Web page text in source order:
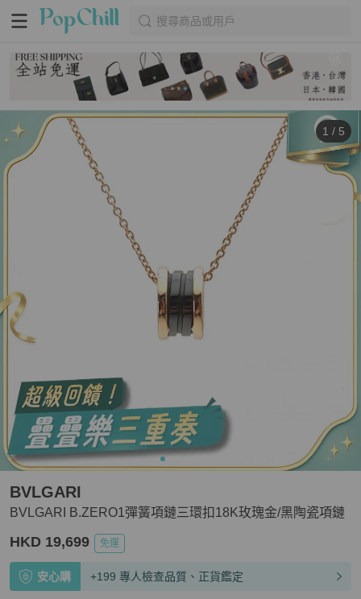
搜尋商品或用戶
1 / 5
BVLGARI B.ZERO1彈簧項鏈三環扣18K玫瑰金/黑陶瓷項鏈
BVLGARI
HKD 19,699 免運
安心購 +199 專人檢查品質、正貨鑑定